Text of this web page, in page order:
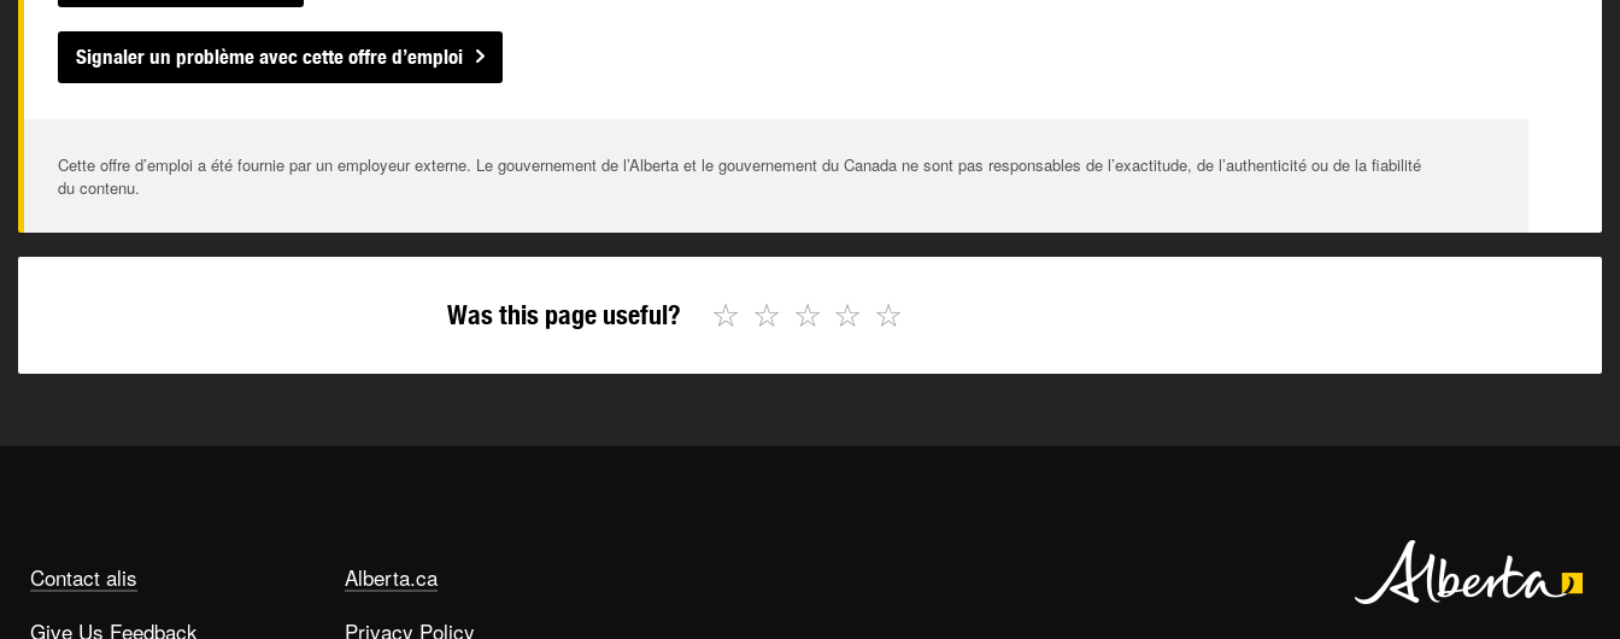
Signaler un problème avec cette offre d’emploi
Cette offre d’emploi a été fournie par un employeur externe. Le gouvernement de l’Alberta et le gouvernement du Canada ne sont pas responsables de l’exactitude, de l’authenticité ou de la fiabilité
du contenu.
Was this page useful? ☆
☆
☆
☆
☆
Contact alis
Give Us Feedback
Alberta.ca
Privacy Policy